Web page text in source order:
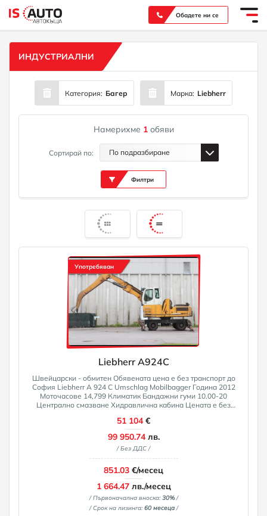
Обадете ни се
ИНДУСТРИАЛНИ
Категория: Багер Марка: Liebherr
Намерихме 1 обяви
Сортирай по: По подразбиране
Филтри
Употребяван
Liebherr A924C
Швейцарски - обмитен Обявената цена е без транспорт до
София Liebherr A 924 C Umschlag Mobilbagger Година 2012
Моточасове 14,799 Климатик Бандажни гуми 10.00-20
Централно смазване Хидравлична кабина Цената е без
51 104€
99 950.74лв.
/ Без ДДС /
851.03 €/месец
1 664.47лв./месец
/ Първоначална вноска: 30%/
/ Срок на лизинга: 60 месеца/